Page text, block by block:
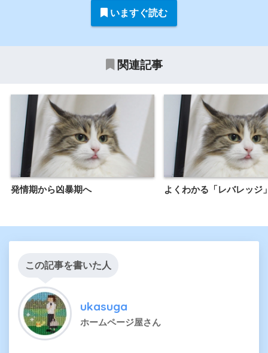
いますぐ読む
関連記事
発情期から凶暴期へ よくわかる「レバレッジ
この記事を書いた人
ukasuga
ホームページ屋さん